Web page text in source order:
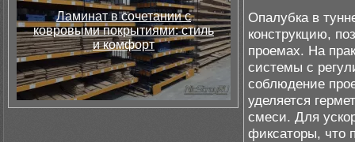
Ламинат в сочетании с
ковровыми покрытиями: стиль
и комфорт
Опалубка в
конструкцию,
проемах. На
системы с
соблюдение
уделяется
смеси. Для
фиксаторы, что